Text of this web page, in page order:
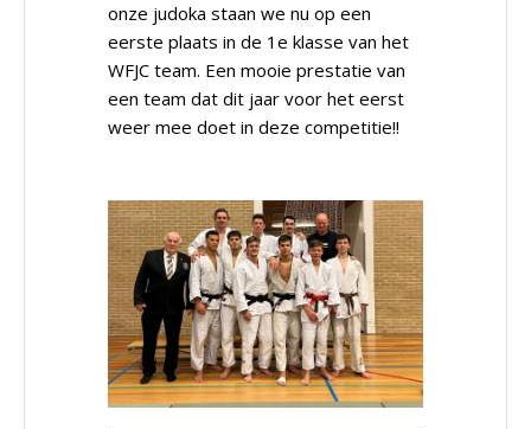
onze judoka staan we nu op een
eerste plaats in de 1e klasse van het
WFJC team. Een mooie prestatie van
een team dat dit jaar voor het eerst
weer mee doet in deze competitie!!